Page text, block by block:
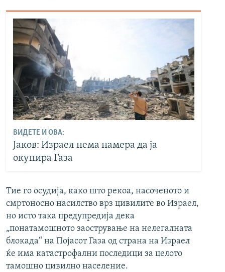
ВИДЕТЕ И ОВА:
Јаков: Израел нема намера да ја
окупира Газа
Тие го осудија, како што рекоа, насоченото и
смртоносно насилство врз цивилите во Израел,
но исто така предупредија дека
„понатамошното заострување на нелегалната
блокада“ на Појасот Газа од страна на Израел
ќе има катастрофални последици за целото
тамошно цивилно население.